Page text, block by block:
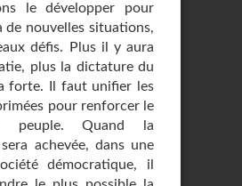
le développer pour
de nouvelles situations,
défis. Plus il y aura
plus la dictature du
forte. Il faut unifier les
pour renforcer le
peuple. Quand la
achevée, dans une
démocratique, il